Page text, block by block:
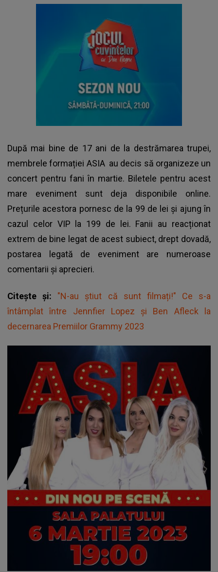
După mai bine de 17 ani de la destrămarea trupei,
membrele formației ASIAau decis să organizeze un
concert pentru fani în martie. Biletele pentru acest
mare eveniment sunt deja disponibile online.
Prețurile acestora pornesc de la 99 de lei și ajung în
cazul celor VIP la 199 de lei. Fanii au reacționat
extrem de bine legat de acest subiect, drept dovadă,
postarea legată de eveniment are numeroase
comentarii și aprecieri.
Citește și: "N-au știut că sunt filmați!" Ce s-a
întâmplat între Jennfier Lopez și Ben Afleck la
decernarea Premiilor Grammy 2023